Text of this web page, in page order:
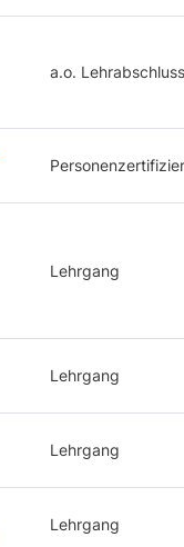
a.o. Lehrabschluss
Lehrgang
Lehrgang
Lehrgang
Lehrgang